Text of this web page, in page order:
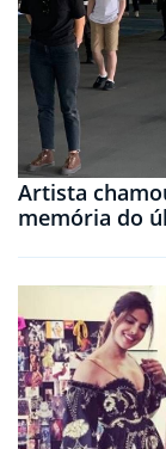
Artista
memória do